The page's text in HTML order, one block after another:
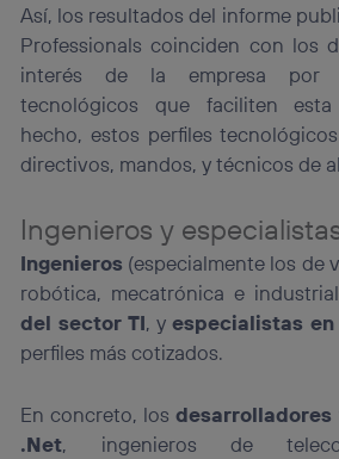
Así, los resultados del informe
Professionals coinciden con los
interés de la empresa por
tecnológicos que faciliten
hecho, estos perfiles
directivos, mandos, y técnicos de
Ingenieros y
Ingenieros (especialmente los de
robótica, mecatrónica e
del sector TI, yespecialistas en
perfiles más cotizados.
En concreto, losdesarrolladores
.Net, ingenieros de